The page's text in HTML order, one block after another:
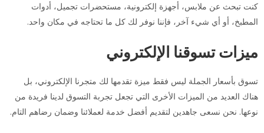
كنت تبحث عن ملابس، أجهزة إلكترونية، مستحضرات تجميل، أدوات
المطبخ، أو أي شيء آخر، فإننا نوفر لك كل ما تحتاجه في مكان واحد.
ميزات تسوقنا الإلكتروني
تسوق بأسعار الجملة ليس فقط ميزة تقدمها لك متجرنا الإلكتروني، بل
هناك العديد من الميزات الأخرى التي تجعل تجربة التسوق لدينا فريدة من
نوعها. نحن نسعى جاهدين لتقديم أفضل خدمة لعملائنا وضمان رضاهم التام.